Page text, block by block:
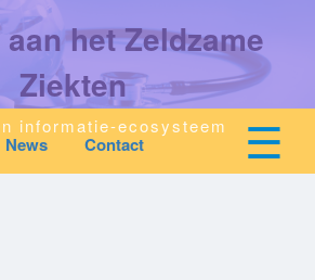
het Zeldzame
Ziekten
informatie-ecosysteem
News Contact ☰